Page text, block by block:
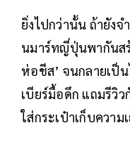
ยิ่งไปกว่านั้น ถ้ายัง
นมาร์ทญี่ปุ่นพากันส
ห่อชีส’ จนกลายเป็
เบียร์มื้อดึก แถมรีวิ
ใส่กระเป๋าเก็บควา